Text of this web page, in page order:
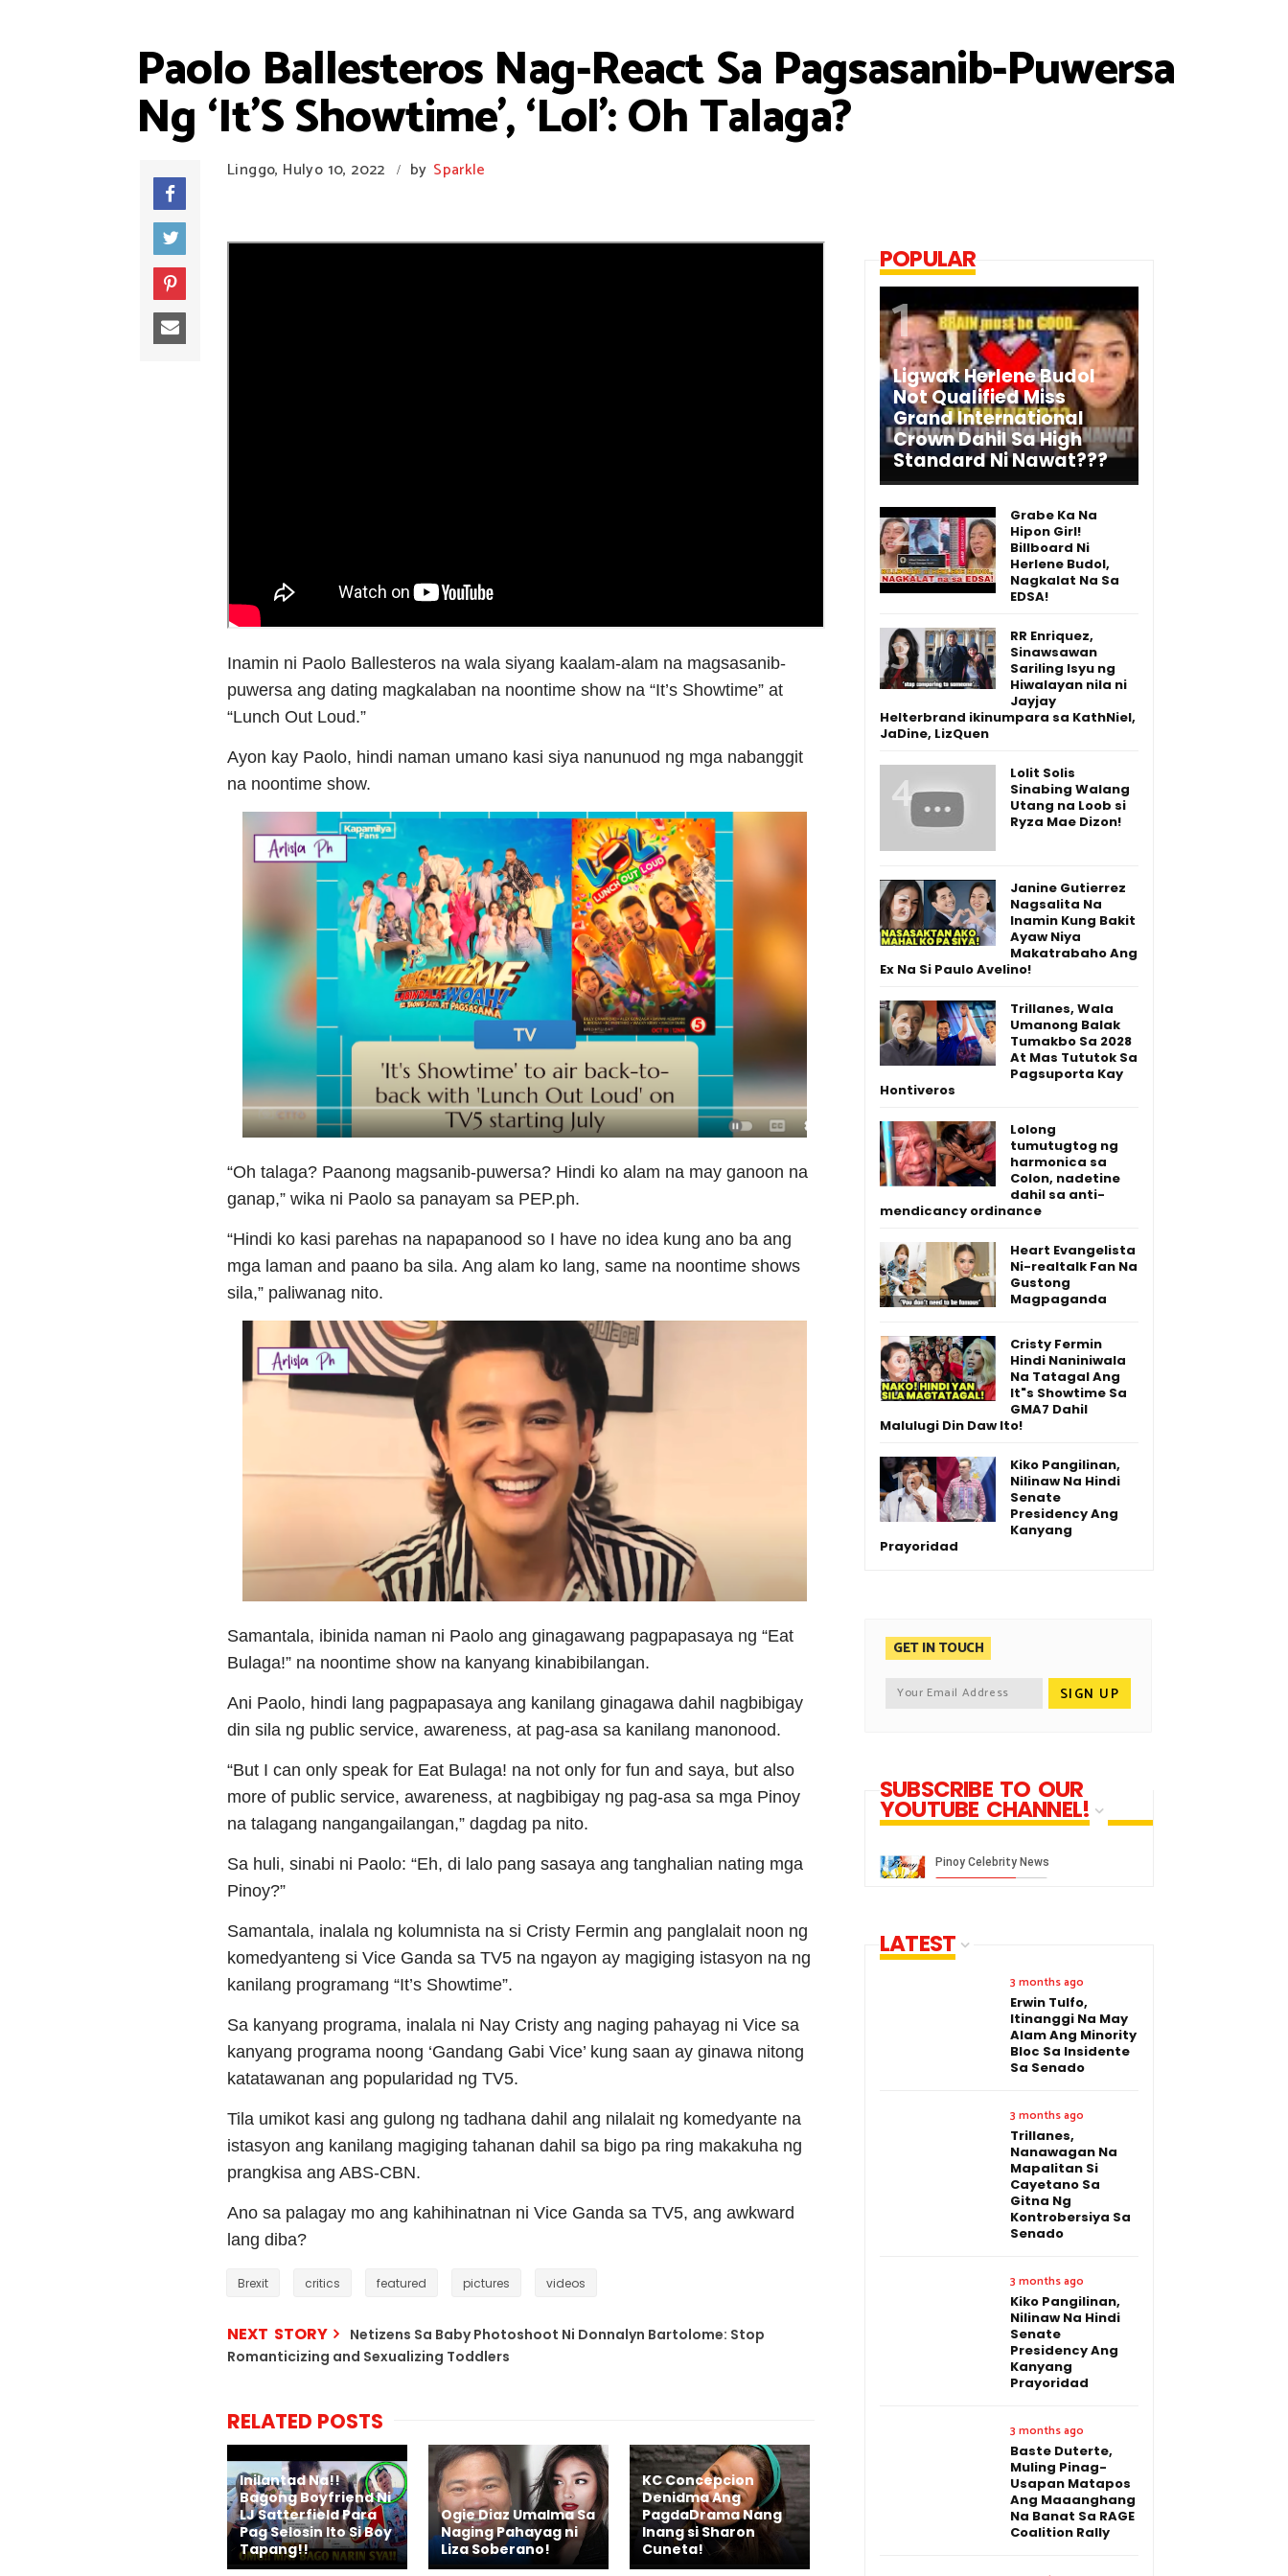
Paolo Ballesteros Nag-React Sa Pagsasanib-Puwersa
Ng ‘It’S Showtime’, ‘Lol’: Oh Talaga?
Linggo, Hulyo 10, 2022 / by Sparkle
Inamin ni Paolo Ballesteros na wala siyang kaalam-alam na magsasanib-
puwersa ang dating magkalaban na noontime show na “It’s Showtime” at
“Lunch Out Loud.”
Ayon kay Paolo, hindi naman umano kasi siya nanunuod ng mga nabanggit
na noontime show.
“Oh talaga? Paanong magsanib-puwersa? Hindi ko alam na may ganoon na
ganap,” wika ni Paolo sa panayam sa PEP.ph.
“Hindi ko kasi parehas na napapanood so I have no idea kung ano ba ang
mga laman and paano ba sila. Ang alam ko lang, same na noontime shows
sila,” paliwanag nito.
Samantala, ibinida naman ni Paolo ang ginagawang pagpapasaya ng “Eat
Bulaga!” na noontime show na kanyang kinabibilangan.
Ani Paolo, hindi lang pagpapasaya ang kanilang ginagawa dahil nagbibigay
din sila ng public service, awareness, at pag-asa sa kanilang manonood.
“But I can only speak for Eat Bulaga! na not only for fun and saya, but also
more of public service, awareness, at nagbibigay ng pag-asa sa mga Pinoy
na talagang nangangailangan,” dagdag pa nito.
Sa huli, sinabi ni Paolo: “Eh, di lalo pang sasaya ang tanghalian nating mga
Pinoy?”
Samantala, inalala ng kolumnista na si Cristy Fermin ang panglalait noon ng
komedyanteng si Vice Ganda sa TV5 na ngayon ay magiging istasyon na ng
kanilang programang “It’s Showtime”.
Sa kanyang programa, inalala ni Nay Cristy ang naging pahayag ni Vice sa
kanyang programa noong ‘Gandang Gabi Vice’ kung saan ay ginawa nitong
katatawanan ang popularidad ng TV5.
Tila umikot kasi ang gulong ng tadhana dahil ang nilalait ng komedyante na
istasyon ang kanilang magiging tahanan dahil sa bigo pa ring makakuha ng
prangkisa ang ABS-CBN.
Ano sa palagay mo ang kahihinatnan ni Vice Ganda sa TV5, ang awkward
lang diba?
Brexit critics featured pictures videos
NEXT STORY
Netizens Sa Baby Photoshoot Ni Donnalyn Bartolome: Stop
Romanticizing and Sexualizing Toddlers
RELATED POSTS
Inilantad Na!!
Bagong Boyfriend Ni
LJ Satterfield Para
Pag Selosin Ito Si Boy
Tapang!!
Ogie Diaz Umalma Sa
Naging Pahayag ni
Liza Soberano!
KC Concepcion
Denidma Ang
PagdaDrama Nang
Inang si Sharon
Cuneta!
POPULAR
Ligwak Herlene Budol
Not Qualified Miss
Grand International
Crown Dahil Sa High
Standard Ni Nawat???
Grabe Ka Na
Hipon Girl!
Billboard Ni
Herlene Budol,
Nagkalat Na Sa
EDSA!
RR Enriquez,
Sinawsawan
Sariling Isyu ng
Hiwalayan nila ni
Jayjay
Helterbrand ikinumpara sa KathNiel,
JaDine, LizQuen
Lolit Solis
Sinabing Walang
Utang na Loob si
Ryza Mae Dizon!
Janine Gutierrez
Nagsalita Na
Inamin Kung Bakit
Ayaw Niya
Makatrabaho Ang
Ex Na Si Paulo Avelino!
Trillanes, Wala
Umanong Balak
Tumakbo Sa 2028
At Mas Tututok Sa
Pagsuporta Kay
Hontiveros
Lolong
tumutugtog ng
harmonica sa
Colon, nadetine
dahil sa anti-
mendicancy ordinance
Heart Evangelista
Ni-realtalk Fan Na
Gustong
Magpaganda
Cristy Fermin
Hindi Naniniwala
Na Tatagal Ang
It"s Showtime Sa
GMA7 Dahil
Malulugi Din Daw Ito!
Kiko Pangilinan,
Nilinaw Na Hindi
Senate
Presidency Ang
Kanyang
Prayoridad
GET IN TOUCH
SUBSCRIBE TO OUR
YOUTUBE CHANNEL!
LATEST
3 months ago
Erwin Tulfo,
Itinanggi Na May
Alam Ang Minority
Bloc Sa Insidente
Sa Senado
3 months ago
Trillanes,
Nanawagan Na
Mapalitan Si
Cayetano Sa
Gitna Ng
Kontrobersiya Sa
Senado
3 months ago
Kiko Pangilinan,
Nilinaw Na Hindi
Senate
Presidency Ang
Kanyang
Prayoridad
3 months ago
Baste Duterte,
Muling Pinag-
Usapan Matapos
Ang Maaanghang
Na Banat Sa RAGE
Coalition Rally